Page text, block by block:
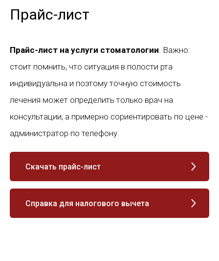
Прайс-лист
Прайс-лист на услуги стоматологии. Важно:
стоит помнить, что ситуация в полости рта
индивидуальна и поэтому точную стоимость
лечения может определить только врач на
консультации, а примерно сориентировать по цене -
администратор по телефону.
Скачать прайс-лист
Справка для налогового вычета